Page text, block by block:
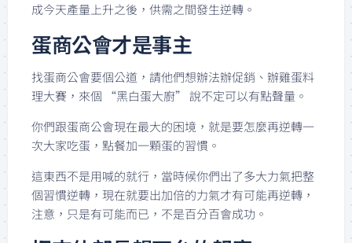
成今天產量上升之後，供需之間發生逆轉。
蛋商公會才是事主
找蛋商公會要個公道，請他們想辦法辦促銷、辦雞蛋料
理大賽，來個 “黑白蛋大廚” 說不定可以有點聲量。
你們跟蛋商公會現在最大的困境，就是要怎麼再逆轉一
次大家吃蛋，點餐加一顆蛋的習慣。
這東西不是用喊的就行，當時候你們出了多大力氣把整
個習慣逆轉，現在就要出加倍的力氣才有可能再逆轉，
注意，只是有可能而已，不是百分百會成功。